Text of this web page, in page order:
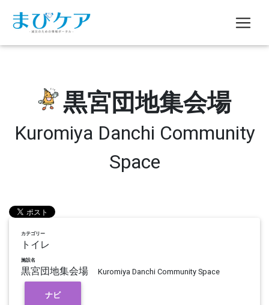
黒宮団地集会場
Kuromiya Danchi Community
Space
カテゴリー
トイレ
施設名
黒宮団地集会場 Kuromiya Danchi Community Space
ナビ